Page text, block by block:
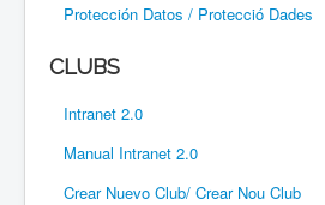
Protección Datos / Protecció Dades
CLUBS
Intranet 2.0
Manual Intranet 2.0
Crear Nuevo Club/ Crear Nou Club